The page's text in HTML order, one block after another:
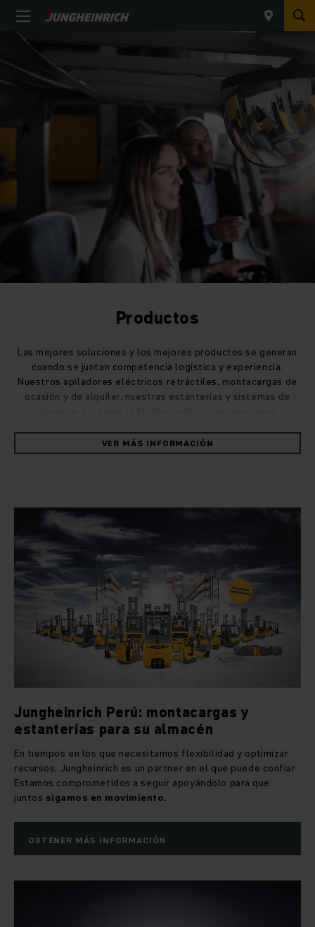
Productos
Las mejores soluciones y los mejores productos se generan
cuando se juntan competencia logística y experiencia.
Nuestros apiladores eléctricos retráctiles, montacargas de
ocasión y de alquiler, nuestras estanterías y sistemas de
seguridad y sostenibilidad posible? Encontrará las
respuestas en nuestra gama de productos. Ésta abarca
desde apiladores eléctricos retráctiles de última
generación, pasando por montacargas de ocasión y de
alquiler, hasta montacargas automatizados y sistemas de
estanterías y de almacén sofisticados.
Junto al desarrollo, la producción y venta de montacargas
nuevos, incluido el negocio de sistemas logísticos y la
distribución a distancia, nos concentramos en el alquiler de
apiladores eléctricos retráctiles nuevos y usados, el
reacondicionamiento y la venta de montacargas de ocasión,
así como en el negocio de mantenimiento, reparación y
recambios. En combinación con nuestra amplia oferta de
ciclo de vida de un producto.
VER MÁS INFORMACIÓN
Jungheinrich Perú: montacargas y
estanterías para su almacén
En tiempos en los que necesitamos flexibilidad y optimizar
recursos, Jungheinrich es un partner en el que puede confiar.
Estamos comprometidos a seguir apoyándolo para que
juntos sigamos en movimiento.
OBTENER MÁS INFORMACIÓN